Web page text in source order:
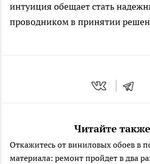
интуиция обещает стать
проводником в принятии
Читайте
Откажитесь от виниловых обоев в
материала: ремонт пройдет в два